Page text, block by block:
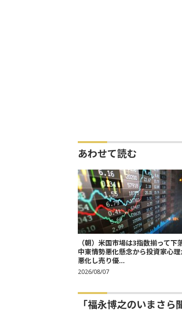
あわせて読む
（朝）米国市場は3指数揃って下
中東情勢悪化懸念から投資家心理
悪化し売り優...
2026/08/07
「福永博之のいまさ